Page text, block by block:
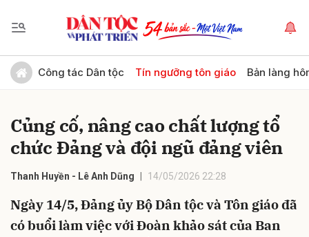
Công tác Dân tộc Tín ngưỡng tôn giáo Bản làng
Củng cố, nâng cao chất lượng tổ
chức Đảng và đội ngũ đảng viên
Thanh Huyền - Lê Anh Dũng 14/05/2026 22:28
Ngày 14/5, Đảng ủy Bộ Dân tộc và Tôn giáo đã
có buổi làm việc với Đoàn khảo sát của Ban
Gửi bình luận
Hủy Gửi